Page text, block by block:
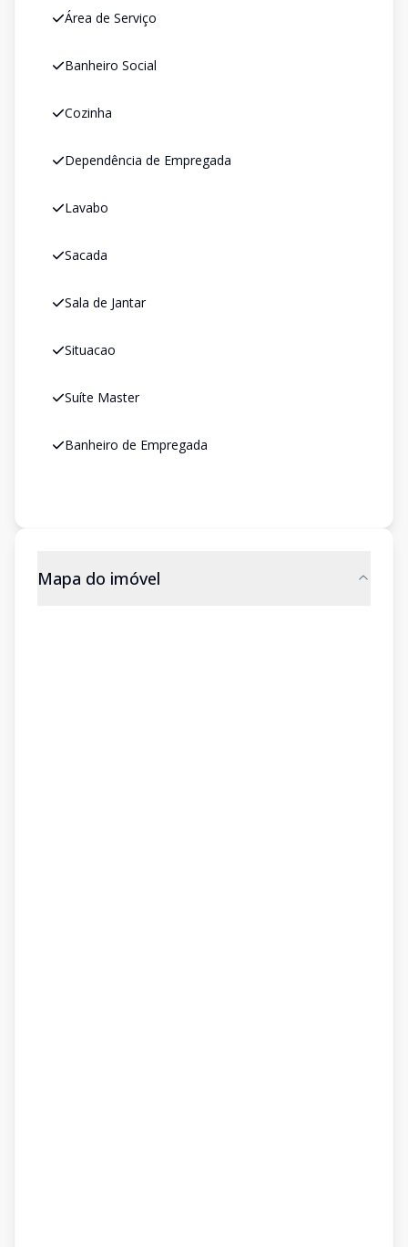
Área de Serviço
Banheiro Social
Cozinha
Dependência de Empregada
Lavabo
Sacada
Sala de Jantar
Situacao
Suíte Master
Banheiro de Empregada
Mapa do imóvel